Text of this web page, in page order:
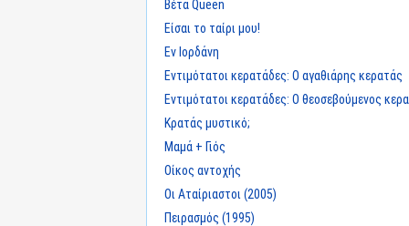
Βέτα Queen
Είσαι το ταίρι μου!
Εν Ιορδάνη
Εντιμότατοι κερατάδες: Ο αγαθιάρης κερατάς
Εντιμότατοι κερατάδες: Ο θεοσεβούμενος
Κρατάς μυστικό;
Μαμά + Γιός
Οίκος αντοχής
Οι Αταίριαστοι (2005)
Πειρασμός (1995)